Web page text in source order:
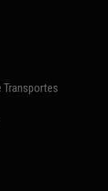
Transportes